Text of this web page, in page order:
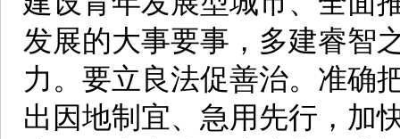
发展的大事要事，多建睿智
力。要立良法促善治。准确
出因地制宜、急用先行，加